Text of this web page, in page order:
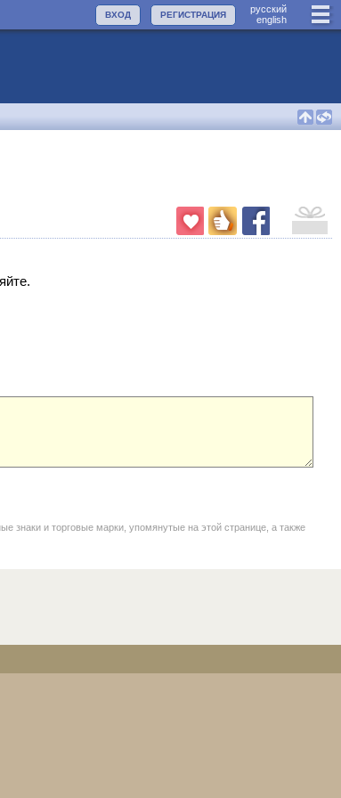
руccкий
english
РЕГИСТРАЦИЯ
ВХОД
и торговые марки, упомянутые на этой странице, а также